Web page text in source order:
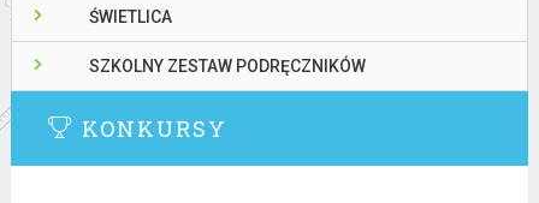
ŚWIETLICA
SZKOLNY ZESTAW PODRĘCZNIKÓW
KONKURSY